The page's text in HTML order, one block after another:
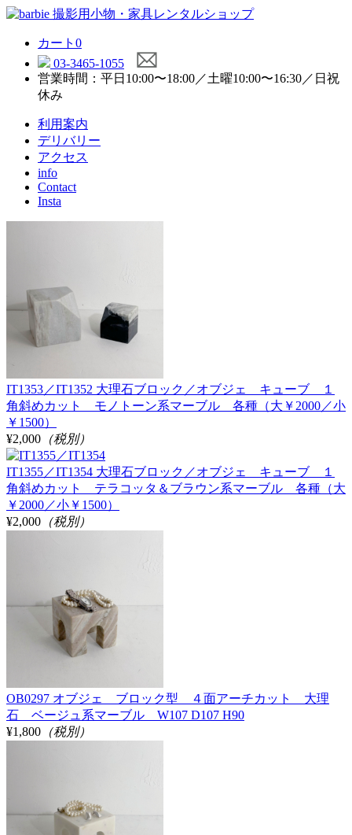
カート 0
03-3465-1055
営業時間：平日10:00〜18:00／土曜10:00〜16:30／日祝
休み
利用案内
デリバリー
アクセス
info
Contact
Insta
IT1353／IT1352 大理石ブロック／オブジェ キューブ １
角斜めカット モノトーン系マーブル 各種（大￥2000／小
￥1500）
¥2,000 （税別）
IT1355／IT1354 大理石ブロック／オブジェ キューブ １
角斜めカット テラコッタ＆ブラウン系マーブル 各種（大
￥2000／小￥1500）
¥2,000 （税別）
OB0297 オブジェ ブロック型 ４面アーチカット 大理
石 ベージュ系マーブル W107 D107 H90
¥1,800 （税別）